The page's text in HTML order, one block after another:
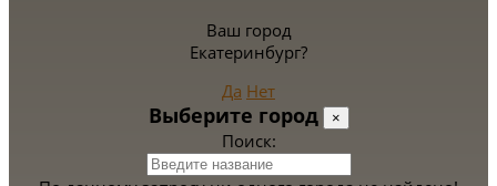
Ваш город
Екатеринбург?
Да Нет
Выберите город ×
Поиск: